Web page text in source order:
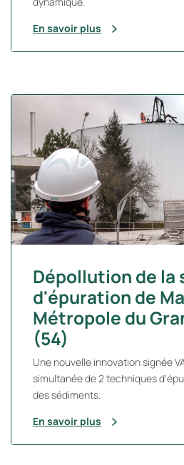
En savoir plus
Dépollution de la
d'épuration de
Métropole du
(54)
Une nouvelle innovation signée
simultanée de 2 techniques
des sédiments.
En savoir plus